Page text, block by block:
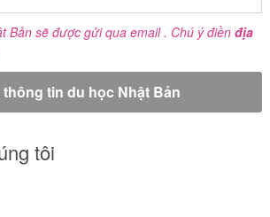
Bản sẽ được gửi qua email . Chú ý điền địa
tôi